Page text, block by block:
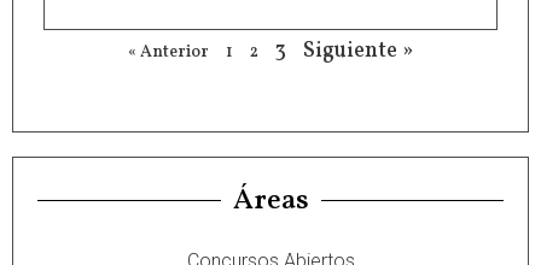
« Anterior 1 2 3 Siguiente »
Áreas